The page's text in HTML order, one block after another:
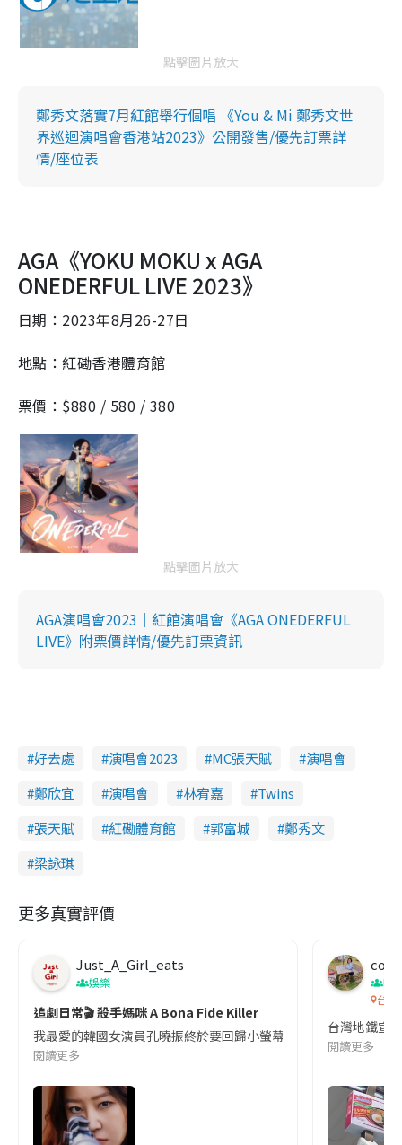
點擊圖片放大
鄭秀文落實7月紅館舉行個唱 《You & Mi 鄭秀文世
界巡迴演唱會香港站2023》公開發售/優先訂票詳
情/座位表
AGA《YOKU MOKU x AGA
ONEDERFUL LIVE 2023》
日期：2023年8月26-27日
地點：紅磡香港體育館
票價：$880 / 580 / 380
點擊圖片放大
AGA演唱會2023｜紅館演唱會《AGA ONEDERFUL
LIVE》附票價詳情/優先訂票資訊
好去處 演唱會2023 MC張天賦
演唱會
鄭欣宜
演唱會 林宥嘉
Twins
張天賦
紅磡體育館 郭富城
鄭秀文
梁詠琪
更多真實評價
Just_A_Girl_eats
娛樂
追劇日常🎬 殺手媽咪 A Bona Fide Killer
我最愛的韓國女演員孔曉振終於要回歸小螢幕啦!這次的劇本改編
閱讀更多
co
吹
台灣
台灣地鐵宣
閱讀更多